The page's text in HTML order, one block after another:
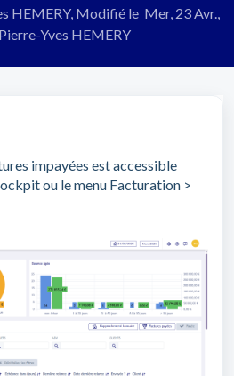
HEMERY, Modifié le Mer, 23 Avr.,
Yves HEMERY
impayées est accessible
ou le menu Facturation >